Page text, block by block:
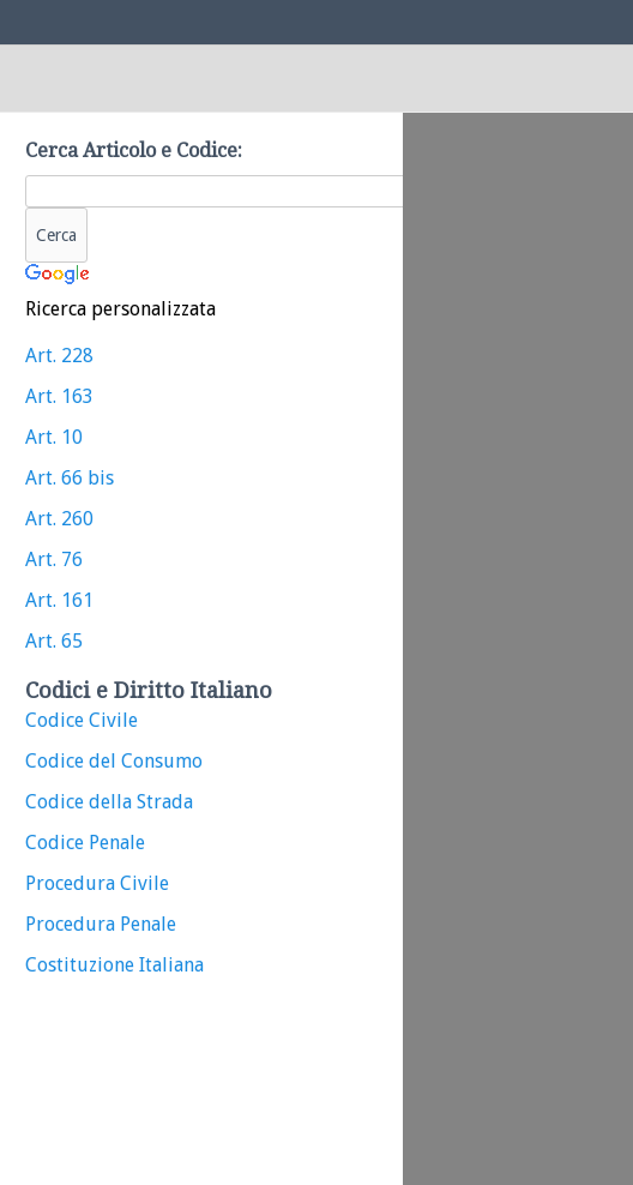
Cerca Articolo e Codice:
Ricerca personalizzata
Art. 228
Art. 163
Art. 10
Art. 66 bis
Art. 260
Art. 76
Art. 161
Art. 65
Codici e Diritto Italiano
Codice Civile
Codice del Consumo
Codice della Strada
Codice Penale
Procedura Civile
Procedura Penale
Costituzione Italiana